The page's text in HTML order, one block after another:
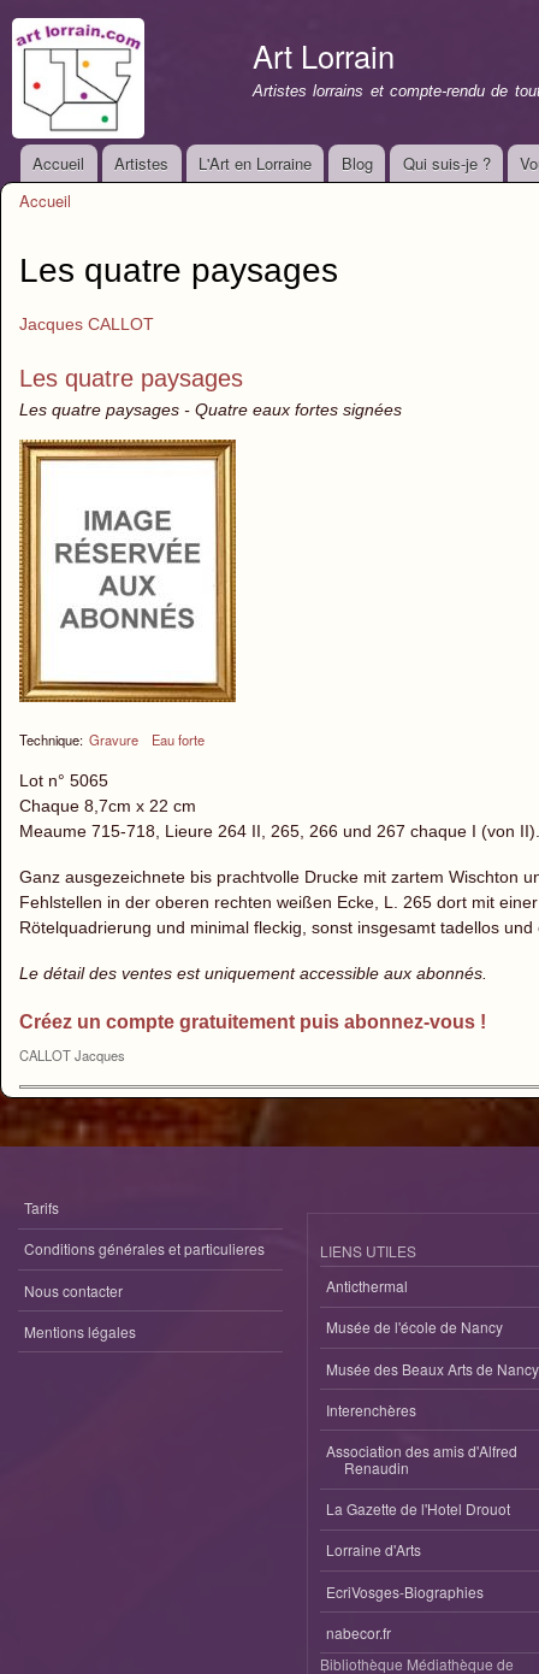
Art Lorrain
Artistes lorrains et compte-rendu de
Menu principal
Accueil Artistes L'Art en Lorraine Blog Qui suis-je ?
Accueil
Les quatre paysages
Jacques CALLOT
Les quatre paysages
Les quatre paysages - Quatre eaux fortes signées
Technique: Gravure Eau forte
Lot n° 5065
Chaque 8,7cm x 22 cm
Meaume 715-718, Lieure 264 II, 265, 266 und 267 chaque I (von
Ganz ausgezeichnete bis prachtvolle Drucke mit zartem Wischton
Fehlstellen in der oberen rechten weißen Ecke, L. 265 dort mit
Rötelquadrierung und minimal fleckig, sonst insgesamt tadellos
Le détail des ventes est uniquement accessible aux abonnés.
Créez un compte gratuitement puis abonnez-vous !
CALLOT Jacques
Tarifs
Conditions générales et particulieres
Nous contacter
Mentions légales
LIENS UTILES
Anticthermal
Musée de l'école de Nancy
Musée des Beaux Arts de Nancy
Interenchères
Association des amis d'Alfred
Renaudin
La Gazette de l'Hotel Drouot
Lorraine d'Arts
EcriVosges-Biographies
nabecor.fr
Bibliothèque Médiathèque de